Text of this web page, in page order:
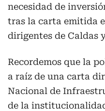
necesidad de
tras la carta emitida
dirigentes de Caldas
Recordemos que la
a raíz de una carta
Nacional de
de la